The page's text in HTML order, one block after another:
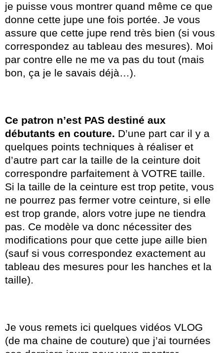
je puisse vous montrer quand même ce que
donne cette jupe une fois portée. Je vous
assure que cette jupe rend très bien (si vous
correspondez au tableau des mesures). Moi
par contre elle ne me va pas du tout (mais
bon, ça je le savais déjà…).
Ce patron n’est PAS destiné aux
débutants en couture. D’une part car il y a
quelques points techniques à réaliser et
d’autre part car la taille de la ceinture doit
correspondre parfaitement à VOTRE taille.
Si la taille de la ceinture est trop petite, vous
ne pourrez pas fermer votre ceinture, si elle
est trop grande, alors votre jupe ne tiendra
pas. Ce modèle va donc nécessiter des
modifications pour que cette jupe aille bien
(sauf si vous correspondez exactement au
tableau des mesures pour les hanches et la
taille).
Je vous remets ici quelques vidéos VLOG
(de ma chaine de couture) que j’ai tournées